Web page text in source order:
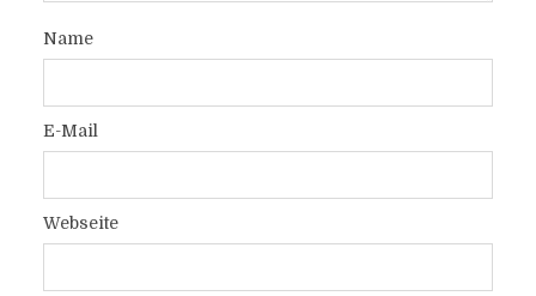
Name
E-Mail
Webseite